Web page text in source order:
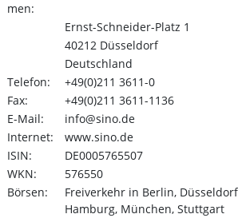
men:
Ernst-Schneider-Platz 1
40212 Düsseldorf
Deutschland
Telefon:
+49(0)211 3611-0
Fax:
+49(0)211 3611-1136
E-Mail:
info@sino.de
Internet:
www.sino.de
ISIN:
DE0005765507
WKN:
576550
Börsen:
Freiverkehr in Berlin,
Hamburg, München, Stuttgart